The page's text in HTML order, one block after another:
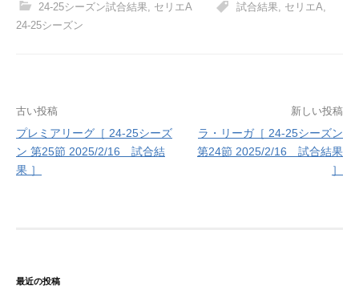
24-25シーズン試合結果 セリエA 試合結果 セリエA
24-25シーズン
投
稿
ナ
シ
古い投稿
プレミアリーグ［ 24-25シーズ
ン 第25節 2025/2/16 試合結
果 ］
新しい投稿
ラ・リーガ［ 24-25シーズン
第24節 2025/2/16 試合結果
］
最近の投稿